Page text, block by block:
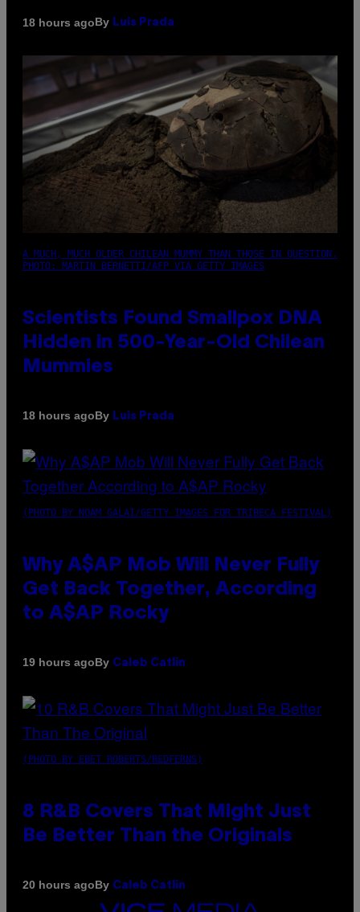
18 hours agoBy Luis Prada
A MUCH, MUCH OLDER CHILEAN MUMMY THAN THOSE IN QUESTION.
PHOTO: MARTIN BERNETTI/AFP VIA GETTY IMAGES
Scientists Found Smallpox DNA
Hidden in 500-Year-Old Chilean
Mummies
18 hours agoBy Luis Prada
(PHOTO BY NOAM GALAI/GETTY IMAGES FOR TRIBECA FESTIVAL)
Why A$AP Mob Will Never Fully
Get Back Together, According
to A$AP Rocky
19 hours agoBy Caleb Catlin
(PHOTO BY EBET ROBERTS/REDFERNS)
8 R&B Covers That Might Just
Be Better Than the Originals
20 hours agoBy Caleb Catlin
VICE